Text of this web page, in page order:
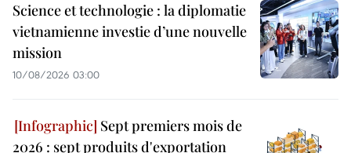
Science et technologie : la diplomatie
vietnamienne investie d’une nouvelle
mission
10/08/2026 03:00
Sept premiers mois de
2026 : sept produits d'exportation